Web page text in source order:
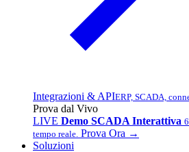
Integrazioni & APIERP, SCADA,
Prova dal Vivo
LIVE Demo SCADA Interattiva
tempo reale. Prova Ora →
Soluzioni